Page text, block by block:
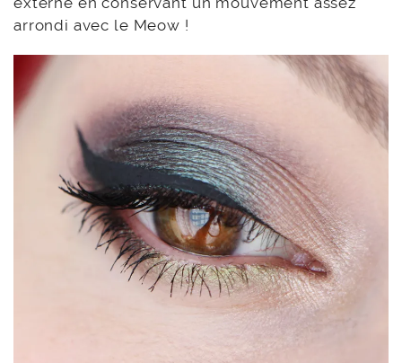
arrondi avec le Meow !